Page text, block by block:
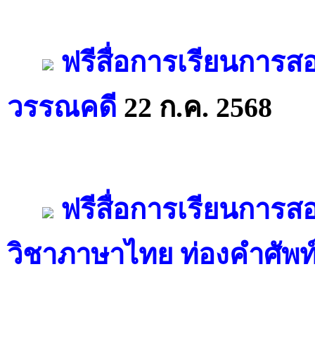
ฟรีสื่อการเรียนการ
วรรณคดี 22 ก.ค. 2568
ฟรีสื่อการเรียนการ
วิชาภาษาไทย ท่องคำศัพ